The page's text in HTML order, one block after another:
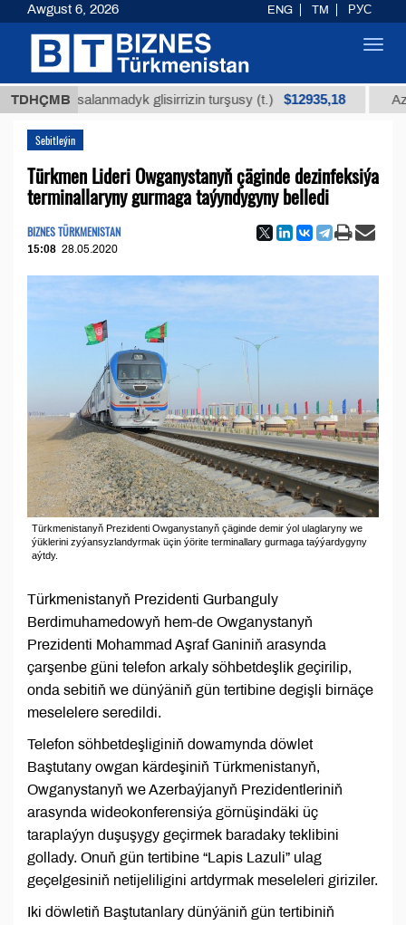
TDHÇMB
arassalanmadyk glisirrizin turşusy (t.) $12935,18 Az
Sebitleýin
Türkmen Lideri Owganystanyň çäginde dezinfeksiýa
terminallaryny gurmaga taýyndygyny belledi
BIZNES TÜRKMENISTAN
15:08 28.05.2020
Türkmenistanyň Prezidenti Owganystanyň çäginde demir ýol ulaglaryny we
ýüklerini zyýansyzlandyrmak üçin ýörite terminallary gurmaga taýýardygyny
aýtdy.
Türkmenistanyň Prezidenti Gurbanguly
Berdimuhamedowyň hem-de Owganystanyň
Prezidenti Mohammad Aşraf Ganiniň arasynda
çarşenbe güni telefon arkaly söhbetdeşlik geçirilip,
onda sebitiň we dünýäniň gün tertibine degişli birnäçe
meselelere seredildi.
Telefon söhbetdeşliginiň dowamynda döwlet
Baştutany owgan kärdeşiniň Türkmenistanyň,
Owganystanyň we Azerbaýjanyň Prezidentleriniň
arasynda wideokonferensiýa görnüşindäki üç
taraplaýyn duşuşygy geçirmek baradaky teklibini
gollady. Onuň gün tertibine “Lapis Lazuli” ulag
geçelgesiniň netijeliligini artdyrmak meseleleri giriziler.
Iki döwletiň Baştutanlary dünýäniň gün tertibiniň
Awgust 6, 2026 ENG TM РУС